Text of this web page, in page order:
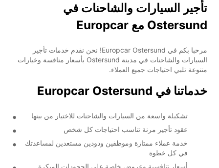
تأجير السيارات والشاحنات في
Ostersund مع Europcar
مرحبا بكم في Europcar Ostersund! نحن نقدم خدمات تأجير
السيارات والشاحنات في مدينة Ostersund بأسعار منافسة وخيارات
متنوعة تلبي احتياجات جميع العملاء.
خدماتنا في Europcar Ostersund
تشكيلة واسعة من السيارات والشاحنات للاختيار من بينها
عقود تأجير مرنة تناسب احتياجات كل شخص
خدمة عملاء ممتازة وموظفين ودودين مستعدين لمساعدتك
في كل خطوة
أسعار تنافسية وعروض خاصة على الحجوزات المبكرة